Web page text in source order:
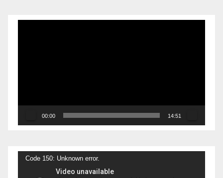
00:00 14:51
Reproductor
Code 150: Unknown error.